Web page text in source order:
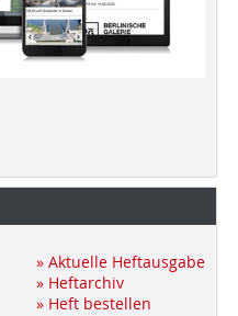
» Aktuelle Heftausgabe
» Heftarchiv
» Heft bestellen